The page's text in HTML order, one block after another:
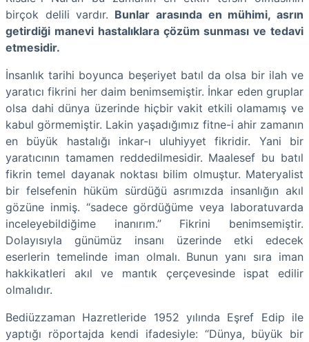
birçok delili vardır. Bunlar arasında en mühimi, asrın
getirdiği manevi hastalıklara çözüm sunması ve tedavi
etmesidir.
İnsanlık tarihi boyunca beşeriyet batıl da olsa bir ilah ve
yaratıcı fikrini her daim benimsemiştir. İnkar eden gruplar
olsa dahi dünya üzerinde hiçbir vakit etkili olamamış ve
kabul görmemiştir. Lakin yaşadığımız fitne-i ahir zamanın
en büyük hastalığı inkar-ı uluhiyyet fikridir. Yani bir
yaratıcının tamamen reddedilmesidir. Maalesef bu batıl
fikrin temel dayanak noktası bilim olmuştur. Materyalist
bir felsefenin hüküm sürdüğü asrımızda insanlığın akıl
gözüne inmiş. “sadece gördüğüme veya laboratuvarda
inceleyebildiğime inanırım.” Fikrini benimsemiştir.
Dolayısıyla günümüz insanı üzerinde etki edecek
eserlerin temelinde iman olmalı. Bunun yanı sıra iman
hakkikatleri akıl ve mantık çerçevesinde ispat edilir
olmalıdır.
Bediüzzaman Hazretleride 1952 yılında Eşref Edip ile
yaptığı röportajda kendi ifadesiyle: “Dünya, büyük bir